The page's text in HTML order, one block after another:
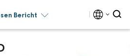
Bericht